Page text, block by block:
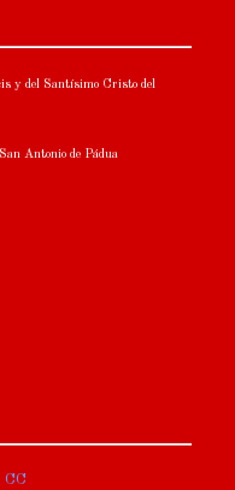
y del Santísimo Cristo del
Antonio de Pádua